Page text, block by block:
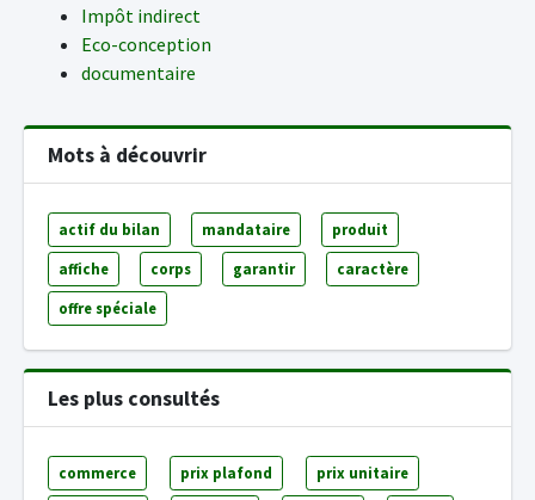
Impôt indirect
Eco-conception
documentaire
Mots à découvrir
actif du bilan mandataire produit
affiche corps garantir caractère
offre spéciale
Les plus consultés
commerce prix plafond prix unitaire